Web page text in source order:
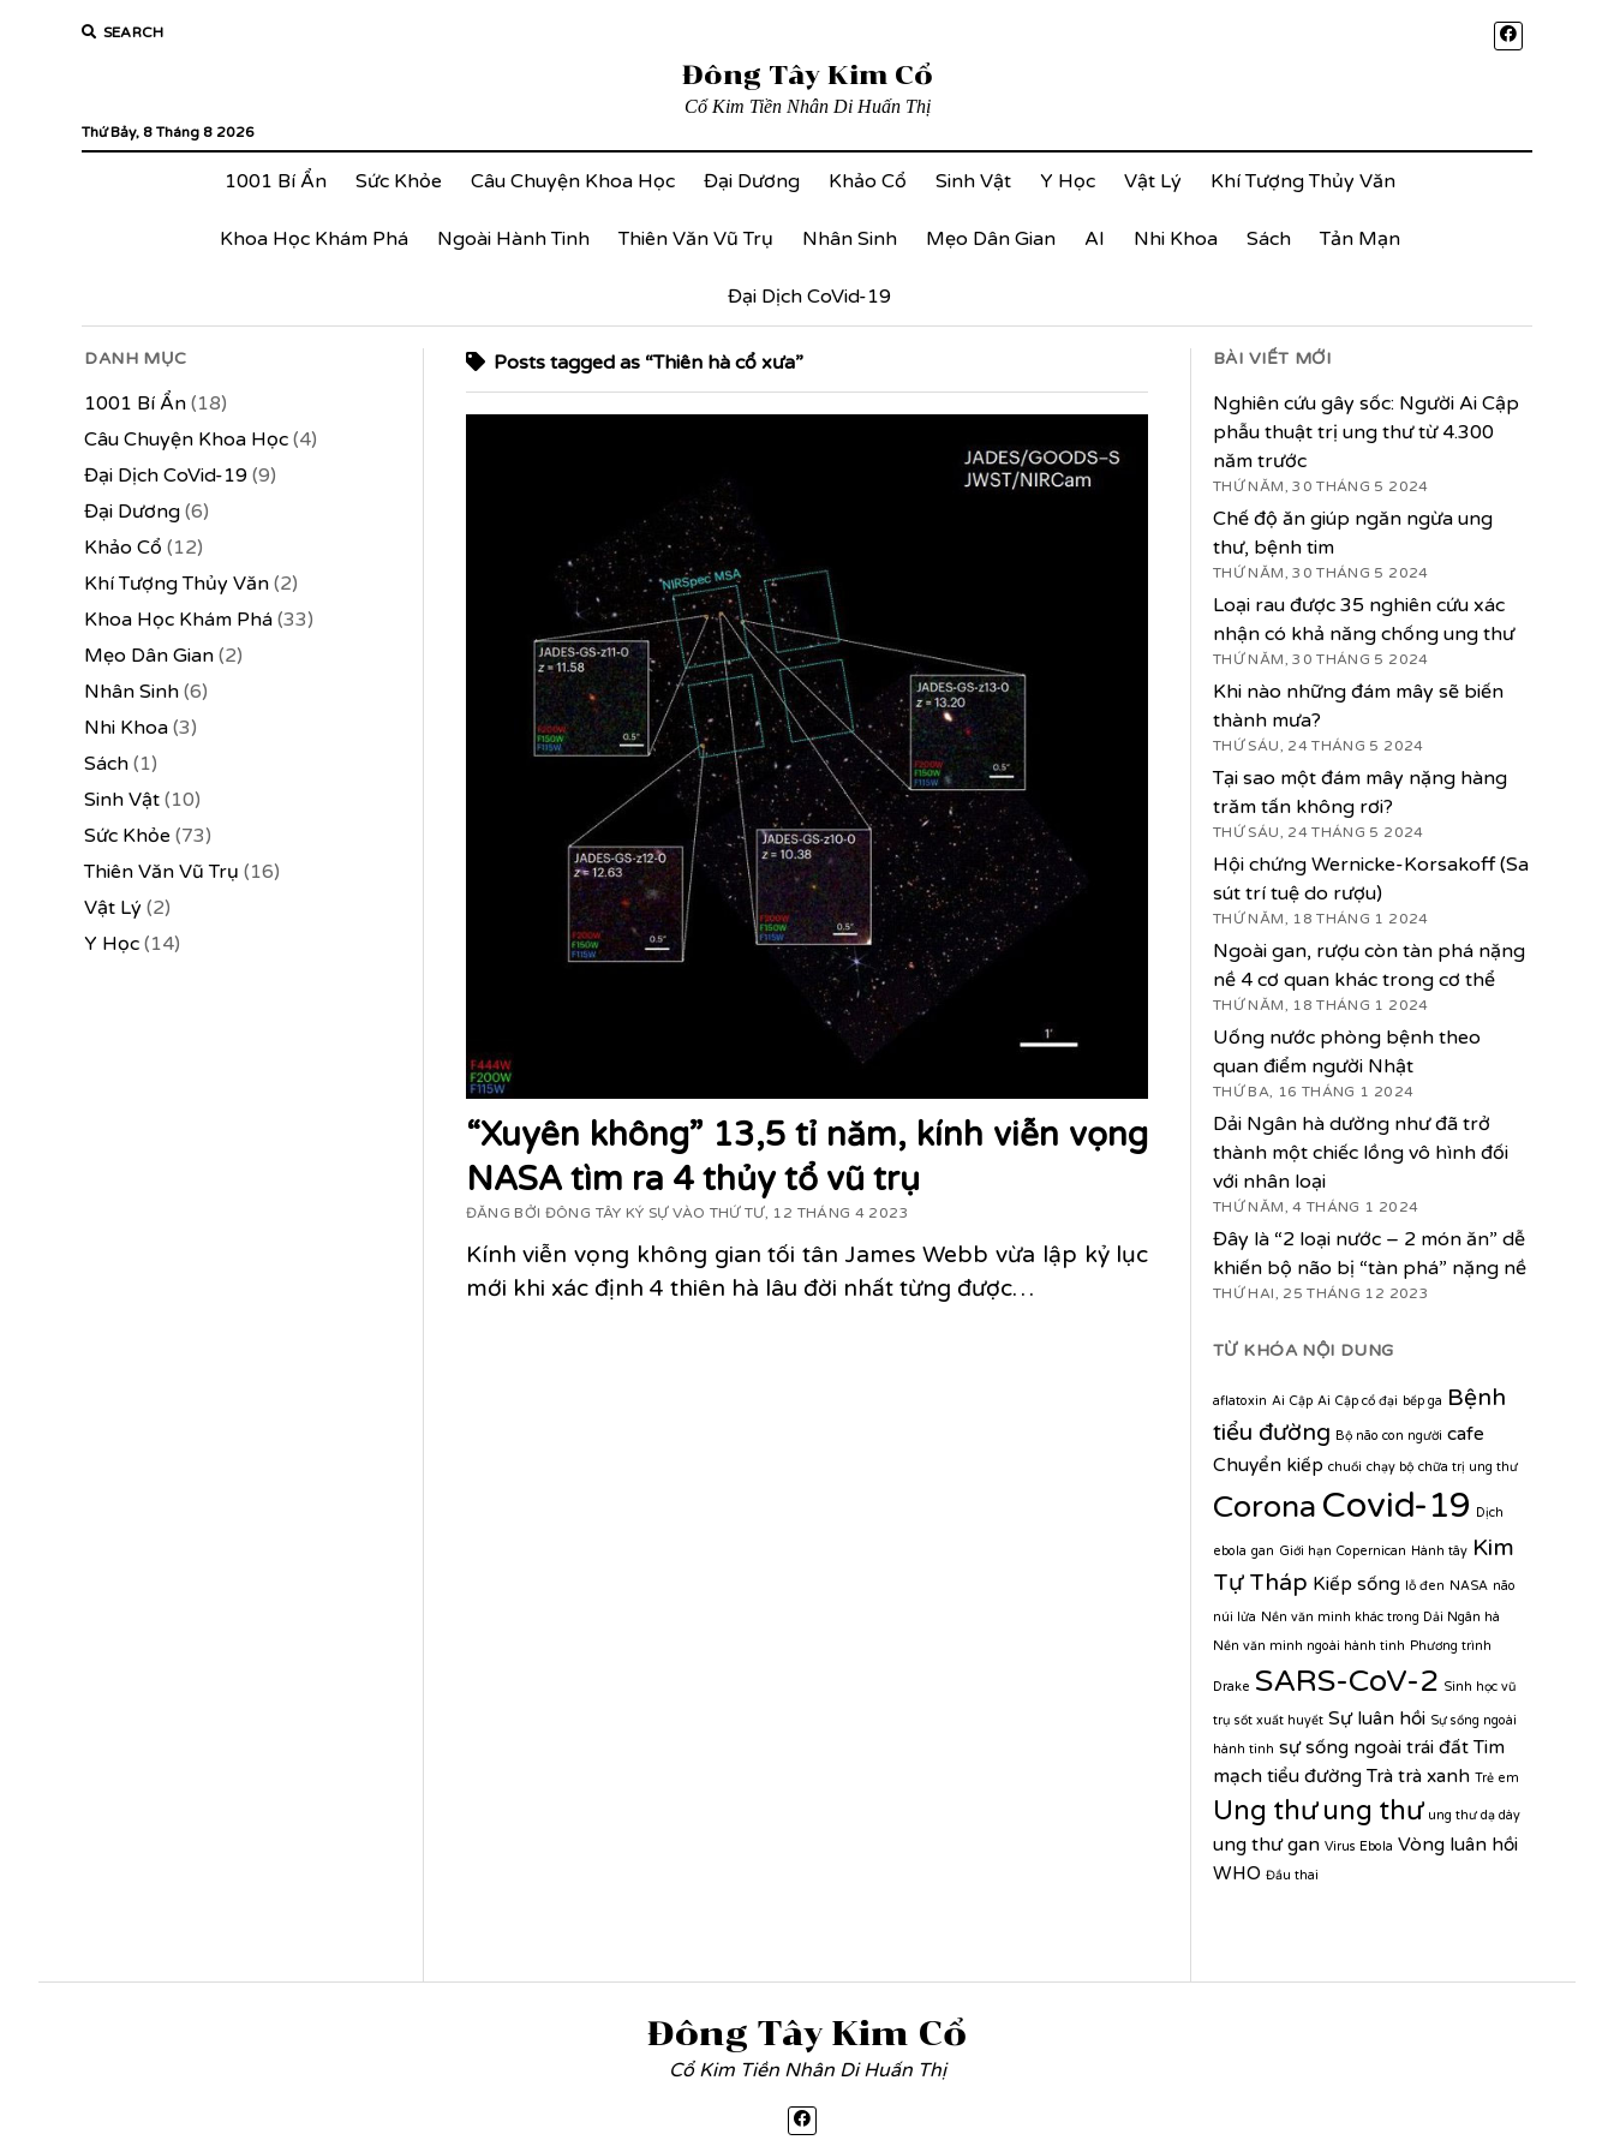
SEARCH
Đông Tây Kim Cổ
Thứ Bảy, 8 Tháng 8 2026
Cổ Kim Tiền Nhân Di Huấn Thị
1001 Bí Ẩn Sức Khỏe Câu Chuyện Khoa Học Đại Dương Khảo Cổ Sinh Vật Y Học Vật Lý Khí Tượng Thủy Văn
Khoa Học Khám Phá Ngoài Hành Tinh Thiên Văn Vũ Trụ Nhân Sinh Mẹo Dân Gian AI Nhi Khoa Sách Tản Mạn
Đại Dịch CoVid-19
DANH MỤC
1001 Bí Ẩn (18)
Câu Chuyện Khoa Học (4)
Đại Dịch CoVid-19 (9)
Đại Dương (6)
Khảo Cổ (12)
Khí Tượng Thủy Văn (2)
Khoa Học Khám Phá (33)
Mẹo Dân Gian (2)
Nhân Sinh (6)
Nhi Khoa (3)
Sách (1)
Sinh Vật (10)
Sức Khỏe (73)
Thiên Văn Vũ Trụ (16)
Vật Lý (2)
Y Học (14)
Posts tagged as “Thiên hà cổ xưa”
“Xuyên không” 13,5 tỉ năm, kính viễn vọng
NASA tìm ra 4 thủy tổ vũ trụ
ĐĂNG BỞI ĐÔNG TÂY KÝ SỰ VÀO THỨ TƯ, 12 THÁNG 4 2023
Kính viễn vọng không gian tối tân James Webb vừa lập kỷ lục
mới khi xác định 4 thiên hà lâu đời nhất từng được…
BÀI VIẾT MỚI
Nghiên cứu gây sốc: Người Ai Cập
phẫu thuật trị ung thư từ 4.300
năm trước
THỨ NĂM, 30 THÁNG 5 2024
Chế độ ăn giúp ngăn ngừa ung
thư, bệnh tim
THỨ NĂM, 30 THÁNG 5 2024
Loại rau được 35 nghiên cứu xác
nhận có khả năng chống ung thư
THỨ NĂM, 30 THÁNG 5 2024
Khi nào những đám mây sẽ biến
thành mưa?
THỨ SÁU, 24 THÁNG 5 2024
Tại sao một đám mây nặng hàng
trăm tấn không rơi?
THỨ SÁU, 24 THÁNG 5 2024
Hội chứng Wernicke-Korsakoff (Sa
sút trí tuệ do rượu)
THỨ NĂM, 18 THÁNG 1 2024
Ngoài gan, rượu còn tàn phá nặng
nề 4 cơ quan khác trong cơ thể
THỨ NĂM, 18 THÁNG 1 2024
Uống nước phòng bệnh theo
quan điểm người Nhật
THỨ BA, 16 THÁNG 1 2024
Dải Ngân hà dường như đã trở
thành một chiếc lồng vô hình đối
với nhân loại
THỨ NĂM, 4 THÁNG 1 2024
Đây là “2 loại nước – 2 món ăn” dễ
khiến bộ não bị “tàn phá” nặng nề
THỨ HAI, 25 THÁNG 12 2023
TỪ KHÓA NỘI DUNG
aflatoxin Ai Cập Ai Cập cổ đại bếp ga Bệnh
tiểu đường Bộ não con người cafe
Chuyển kiếp chuối chạy bộ chữa trị ung thư
Corona Covid-19 Dịch
ebola gan Giới hạn Copernican Hành tây Kim
Tự Tháp Kiếp sống lỗ đen NASA não
núi lửa Nền văn minh khác trong Dải Ngân hà
Nền văn minh ngoài hành tinh Phương trình
Drake SARS-CoV-2 Sinh học vũ
trụ sốt xuất huyết Sự luân hồi Sự sống ngoài
hành tinh sự sống ngoài trái đất Tim
mạch tiểu đường Trà trà xanh Trẻ em
Ung thư ung thư ung thư dạ dày
ung thư gan Virus Ebola Vòng luân hồi
WHO Đầu thai
Đông Tây Kim Cổ
Cổ Kim Tiền Nhân Di Huấn Thị